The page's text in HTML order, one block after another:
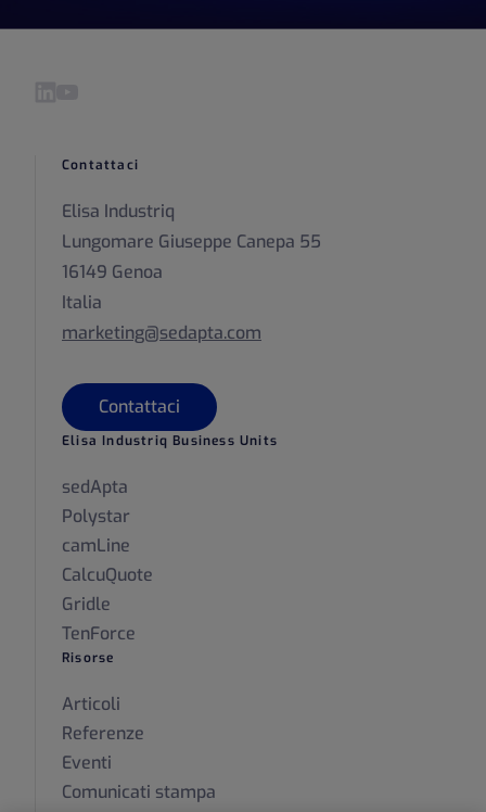
Contattaci
Elisa Industriq
Lungomare Giuseppe Canepa 55
16149 Genoa
Italia
marketing@sedapta.com
Contattaci
Elisa Industriq Business Units
sedApta
Polystar
camLine
CalcuQuote
Gridle
TenForce
Risorse
Articoli
Referenze
Eventi
Comunicati stampa